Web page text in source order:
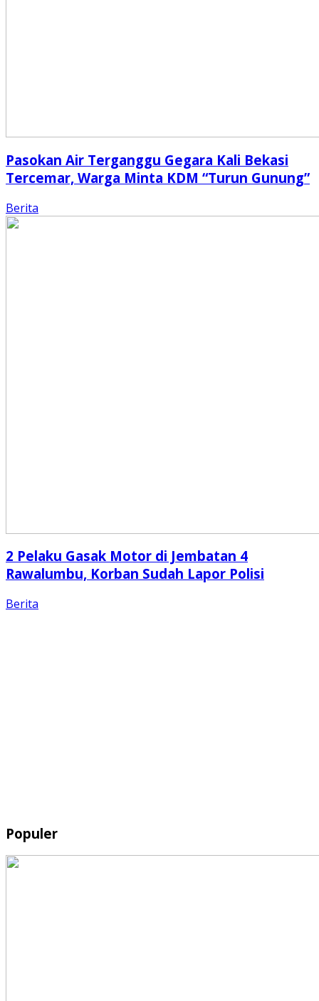
Pasokan Air Terganggu Gegara Kali Bekasi
Tercemar, Warga Minta KDM “Turun Gunung”
Berita
2 Pelaku Gasak Motor di Jembatan 4
Rawalumbu, Korban Sudah Lapor Polisi
Berita
Populer